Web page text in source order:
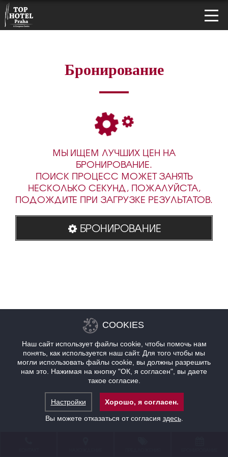
Бронирование
МЫ ИЩЕМ ЛУЧШИХ ЦЕН НА
БРОНИРОВАНИЕ.
ПОИСК ПРОЦЕСС МОЖЕТ ЗАНЯТЬ
НЕСКОЛЬКО СЕКУНД, ПОЖАЛУЙСТА,
ПОДОЖДИТЕ ПРИ ЗАГРУЗКЕ РЕЗУЛЬТАТОВ.
БРОНИРОВАНИЕ
COOKIES
Наш сайт использует файлы cookie, чтобы помочь нам
понять, как используется наш сайт. Для того чтобы мы
могли использовать файлы cookie, вы должны разрешить
нам это. Нажимая на кнопку "ОК, я согласен", вы даете
такое согласие.
Настройки
Хорошо, я согласен.
Вы можете отказаться от согласия здесь.